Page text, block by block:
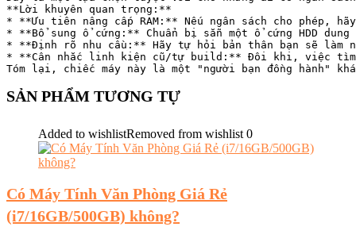
**Lời khuyên quan trọng:**
* **Ưu tiên nâng cấp RAM:** Nếu ngân sách cho phép,
* **Bổ sung ổ cứng:** Chuẩn bị sẵn một ổ cứng HDD
* **Định rõ nhu cầu:** Hãy tự hỏi bản thân bạn sẽ làm
* **Cân nhắc linh kiện cũ/tự build:** Đôi khi, việc tìm
Tóm lại, chiếc máy này là một "người bạn đồng hành"
SẢN PHẨM TƯƠNG TỰ
Added to wishlistRemoved from wishlist 0
Có Máy Tính Văn Phòng Giá Rẻ
(i7/16GB/500GB) không?